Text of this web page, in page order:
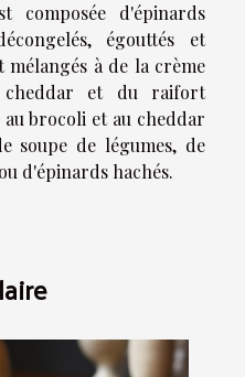
composée d'épinards
égouttés et
mélangés à de la crème
et du raifort
au brocoli et au cheddar
soupe de légumes, de
d'épinards hachés.